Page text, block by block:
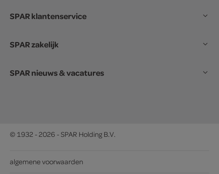
SPAR klantenservice
SPAR zakelijk
SPAR nieuws & vacatures
© 1932 - 2026 - SPAR Holding B.V.
algemene voorwaarden